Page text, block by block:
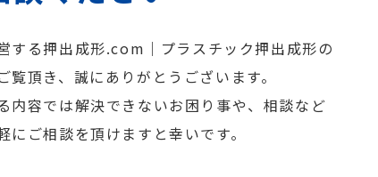
する押出成形.com｜プラスチック押出成形の
頂き、誠にありがとうございます。
内容では解決できないお困り事や、相談など
ご相談を頂けますと幸いです。